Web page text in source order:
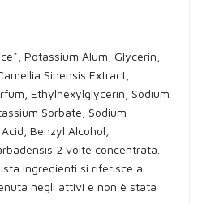
Potassium Alum, Glycerin,
Sinensis Extract,
Ethylhexylglycerin, Sodium
Sorbate, Sodium
Benzyl Alcohol,
2 volte concentrata.
ingredienti si riferisce a
negli attivi e non è stata